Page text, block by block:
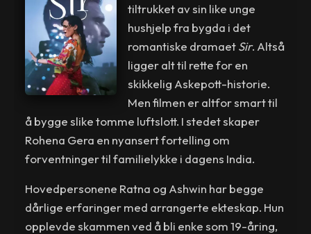
tiltrukket av sin like unge
hushjelp fra bygda i det
romantiske dramaetSir. Altså
ligger alt til rette for en
skikkelig Askepott-historie.
Men filmen er altfor smart til
å bygge slike tomme luftslott. I stedet skaper
Rohena Gera en nyansert fortelling om
forventninger til familielykke i dagens India.
Hovedpersonene Ratna og Ashwin har begge
dårlige erfaringer med arrangerte ekteskap. Hun
opplevde skammen ved å bli enke som 19-åring,